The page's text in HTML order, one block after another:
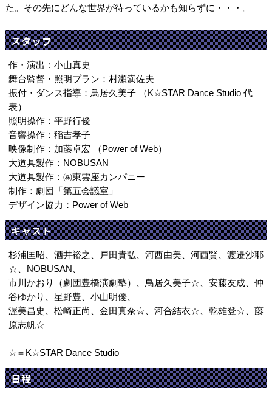
た。その先にどんな世界が待っているかも知らずに・・・。
スタッフ
作・演出：小山真史
舞台監督・照明プラン：村瀬満佐夫
振付・ダンス指導：鳥居久美子 （K☆STAR Dance Studio 代
表）
照明操作：平野行俊
音響操作：稲吉孝子
映像制作：加藤卓宏 （Power of Web）
大道具製作：NOBUSAN
大道具製作：㈱東雲座カンパニー
制作：劇団「第五会議室」
デザイン協力：Power of Web
キャスト
杉浦匡昭、酒井裕之、戸田貴弘、河西由美、河西賢、渡邉沙耶
☆、NOBUSAN、
市川かおり（劇団豊橋演劇塾）、鳥居久美子☆、安藤友成、仲
谷ゆかり、星野豊、小山明優、
渥美昌史、松崎正尚、金田真奈☆、河合結衣☆、乾雄登☆、藤
原志帆☆
☆＝K☆STAR Dance Studio
日程